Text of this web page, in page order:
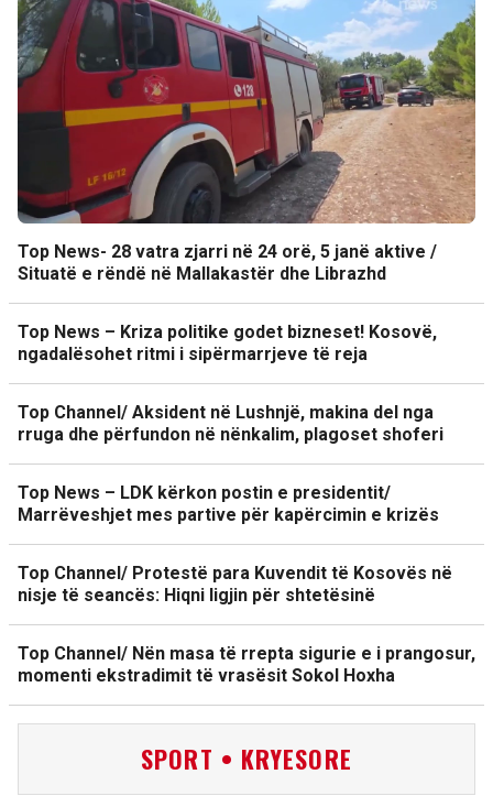
Top News- 28 vatra zjarri në 24 orë, 5 janë aktive /
Situatë e rëndë në Mallakastër dhe Librazhd
Top News – Kriza politike godet bizneset! Kosovë,
ngadalësohet ritmi i sipërmarrjeve të reja
Top Channel/ Aksident në Lushnjë, makina del nga
rruga dhe përfundon në nënkalim, plagoset shoferi
Top News – LDK kërkon postin e presidentit/
Marrëveshjet mes partive për kapërcimin e krizës
Top Channel/ Protestë para Kuvendit të Kosovës në
nisje të seancës: Hiqni ligjin për shtetësinë
Top Channel/ Nën masa të rrepta sigurie e i prangosur,
momenti ekstradimit të vrasësit Sokol Hoxha
SPORT • KRYESORE